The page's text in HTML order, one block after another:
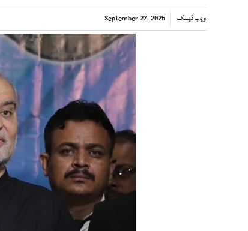
ویب ڈیسک September 27, 2025